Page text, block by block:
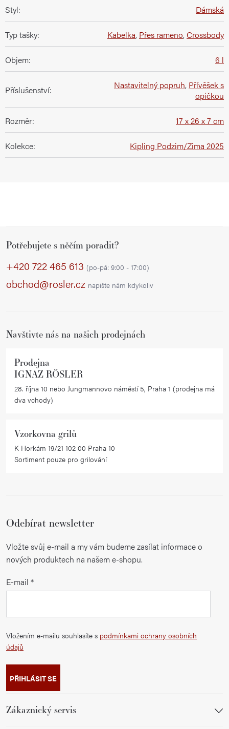
Styl: Dámská
Typ tašky: Kabelka, Přes rameno,Crossbody
Objem: 6 l
Příslušenství: Nastavitelný popruh, Přívěšek s
opičkou
Rozměr: 17 x 26 x 7 cm
Kolekce: Kipling Podzim/Zima 2025
Potřebujete s něčím poradit?
+420 722 465 613 (po-pá: 9:00 - 17:00)
obchod@rosler.cz napište nám kdykoliv
Navštivte nás na našich prodejnách
Prodejna
IGNAZ RÖSLER
28. října 10 nebo Jungmannovo náměstí 5, Praha 1 (prodejna má
dva vchody)
Vzorkovna grilů
K Horkám 19/21 102 00 Praha 10
Sortiment pouze pro grilování
Odebírat newsletter
Vložte svůj e-mail a my vám budeme zasílat informace o
nových produktech na našem e-shopu.
E-mail
Vložením e-mailu souhlasíte s podmínkami ochrany osobních
údajů
PŘIHLÁSIT SE
Zákaznický servis